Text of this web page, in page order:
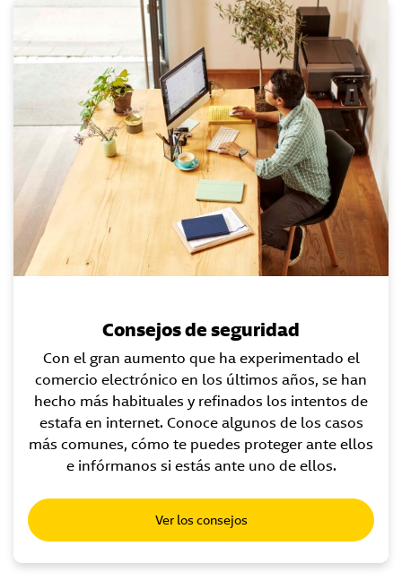
Consejos de seguridad
Con el gran aumento que ha experimentado el
comercio electrónico en los últimos años, se han
hecho más habituales y refinados los intentos de
estafa en internet. Conoce algunos de los casos
más comunes, cómo te puedes proteger ante ellos
e infórmanos si estás ante uno de ellos.
Ver los consejos